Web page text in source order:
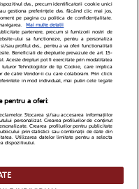
Contact
de confidentialitate
Despre noi
dvs., precum identificatorii cookie unici
gestiona preferințele dvs. făcând clic mai jos,
pe pagina cu politica de confidențialitate.
Mai multe detalii
partenere, precum si furnizorii nostri de
ului sa functioneze, pentru a personaliza
sau profilul dvs., pentru a va oferi functionalitati
Beneficiati de drepturile prevazute de art. 15-
Aceste drepturi pot fi exercitate prin modalitatea
tuturor Tehnologiilor de tip Cookie, care implica
de catre Vendor-ii cu care colaboram. Prin click
in mod individual, mai putin cele legate
pentru a oferi:
Stocarea și/sau accesarea informațiilor
personalizat. Crearea profilurilor de conținut
Crearea profilurilor pentru publicitate
prin statistici sau combinații de date din
Utilizarea datelor limitate pentru a selecta
dispozitivului.